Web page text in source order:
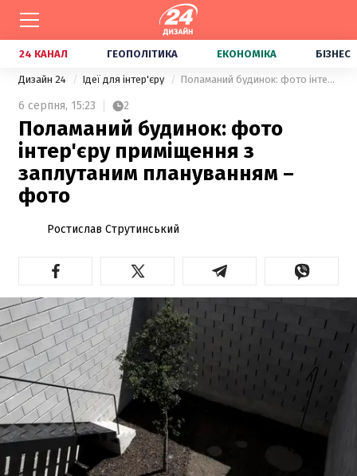
24 КАНАЛ ГЕОПОЛІТИКА ЕКОНОМІКА БІЗНЕС
Дизайн 24 Ідеї для інтер'єру Поламаний будинок: фото інтер'єру приміщення з заплутаним плануванням – фото
6 серпня, 15:23 2
Поламаний будинок: фото
інтер'єру приміщення з
заплутаним плануванням –
фото
Ростислав Струтинський